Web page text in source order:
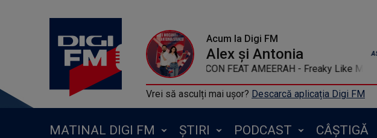
Acum la Digi FM
Alex și Antonia
MADCON FEAT AMEERAH - Freaky Like Me
Vrei să asculți mai ușor? Descarcă aplicația Digi FM
MATINAL DIGI FM ȘTIRI PODCAST CÂȘTIGĂ